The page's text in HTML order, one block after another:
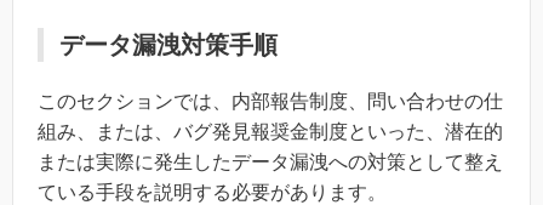
データ漏洩対策手順
このセクションでは、内部報告制度、問い合わせの仕
組み、または、バグ発見報奨金制度といった、潜在的
または実際に発生したデータ漏洩への対策として整え
ている手段を説明する必要があります。